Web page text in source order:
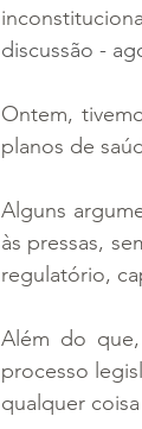
discussão -
Ontem,
planos de
Alguns
às pressas,
regulatório,
Além do
processo
qualquer